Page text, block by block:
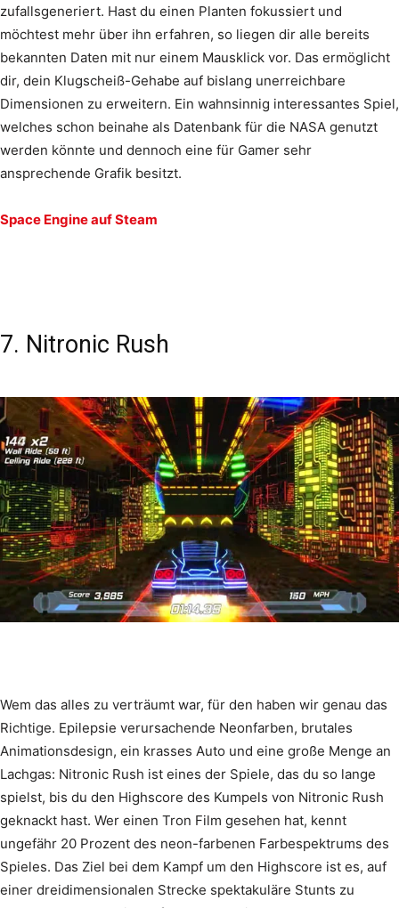
zufallsgeneriert. Hast du einen Planten fokussiert und
möchtest mehr über ihn erfahren, so liegen dir alle bereits
bekannten Daten mit nur einem Mausklick vor. Das ermöglicht
dir, dein Klugscheiß-Gehabe auf bislang unerreichbare
Dimensionen zu erweitern. Ein wahnsinnig interessantes Spiel,
welches schon beinahe als Datenbank für die NASA genutzt
werden könnte und dennoch eine für Gamer sehr
ansprechende Grafik besitzt.
Space Engine auf Steam
7. Nitronic Rush
Wem das alles zu verträumt war, für den haben wir genau das
Richtige. Epilepsie verursachende Neonfarben, brutales
Animationsdesign, ein krasses Auto und eine große Menge an
Lachgas: Nitronic Rush ist eines der Spiele, das du so lange
spielst, bis du den Highscore des Kumpels von Nitronic Rush
geknackt hast. Wer einen Tron Film gesehen hat, kennt
ungefähr 20 Prozent des neon-farbenen Farbespektrums des
Spieles. Das Ziel bei dem Kampf um den Highscore ist es, auf
einer dreidimensionalen Strecke spektakuläre Stunts zu